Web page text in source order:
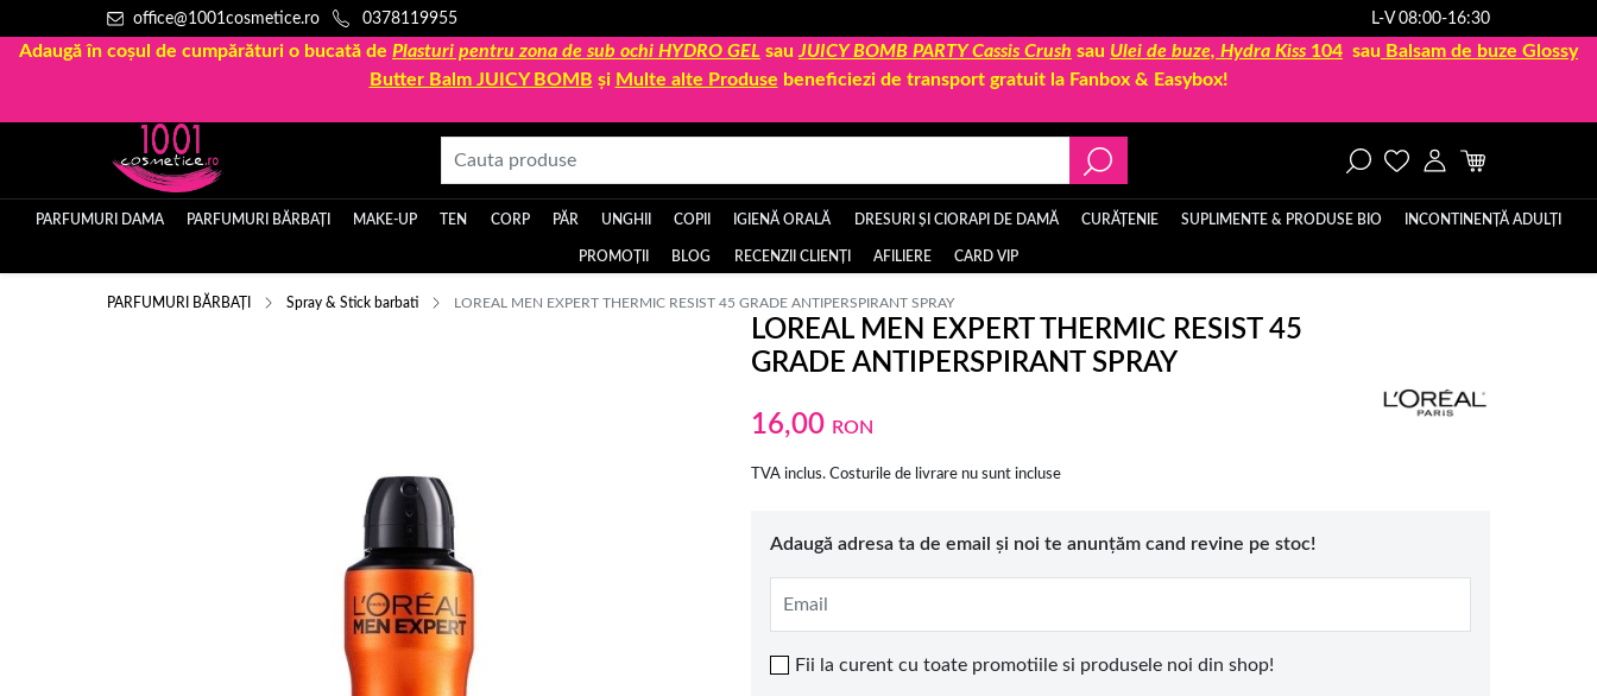
office@1001cosmetice.ro 0378119955 L-V 08:00-16:30
Adaugă în coșul de cumpărături o bucată de Plasturi pentru zona de sub ochi HYDRO GEL sau JUICY BOMB PARTY Cassis Crush sau Ulei de buze, Hydra Kiss 104 sau Balsam de buze Glossy
Butter Balm JUICY BOMB și Multe alte Produse beneficiezi de transport gratuit la Fanbox & Easybox!
PARFUMURI DAMA PARFUMURI BĂRBAȚI MAKE-UP TEN CORP PĂR UNGHII COPII IGIENĂ ORALĂ DRESURI ȘI CIORAPI DE DAMĂ CURĂȚENIE SUPLIMENTE & PRODUSE BIO INCONTINENȚĂ ADULȚI
PROMOȚII BLOG RECENZII CLIENȚI AFILIERE CARD VIP
PARFUMURI BĂRBAȚI Spray & Stick barbati LOREAL MEN EXPERT THERMIC RESIST 45 GRADE ANTIPERSPIRANT SPRAY
LOREAL MEN EXPERT THERMIC RESIST 45
GRADE ANTIPERSPIRANT SPRAY
16,00 RON
TVA inclus. Costurile de livrare nu sunt incluse
Adaugă adresa ta de email și noi te anunțăm cand revine pe stoc!
Email
Fii la curent cu toate promotiile si produsele noi din shop!